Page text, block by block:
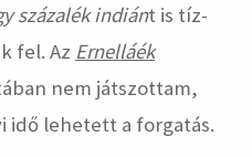
százalék indiánt is tíz-
fel. Az Ernelláék
nem játszottam,
idő lehetett a forgatás.